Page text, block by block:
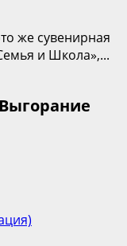
же сувенирная
и Школа»,...